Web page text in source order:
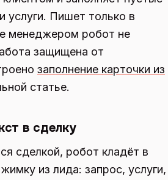
услуги. Пишет только в
менеджером робот не
защищена от
заполнение карточки из
статье.
в сделку
сделкой, робот кладёт в
из лида: запрос, услуги,